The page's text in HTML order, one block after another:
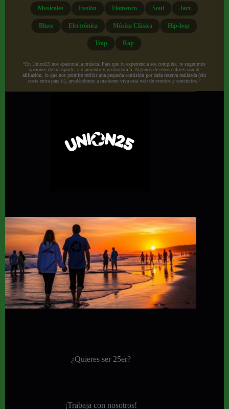
Musicales Fusión Flamenco Soul Jazz
Blues Electrónica Música Clásica Hip-hop
Trap Rap
“En Union25 nos apasiona la música. Para que tu experiencia sea completa, te sugerimos
opciones de transporte, alojamiento y gastronomía. Algunos de estos enlaces son de
afiliación, lo que nos permite recibir una pequeña comisión por cada reserva realizada (sin
coste extra para ti), ayudándonos a mantener viva esta web de eventos y conciertos.”
¿Quieres ser 25er?
¡Trabaja con nosotros!